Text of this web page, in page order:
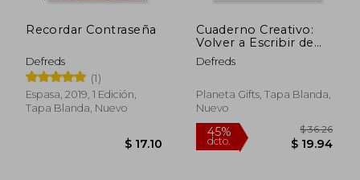
Recordar Contraseña
Defreds
(1)
Espasa, 2019, 1 Edición,
Tapa Blanda, Nuevo
Cuaderno Creativo:
Volver a Escribir de
Verdad
Defreds
Planeta Gifts, Tapa Blanda,
Nuevo